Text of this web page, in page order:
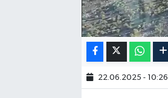
22.06.2025 - 10:26